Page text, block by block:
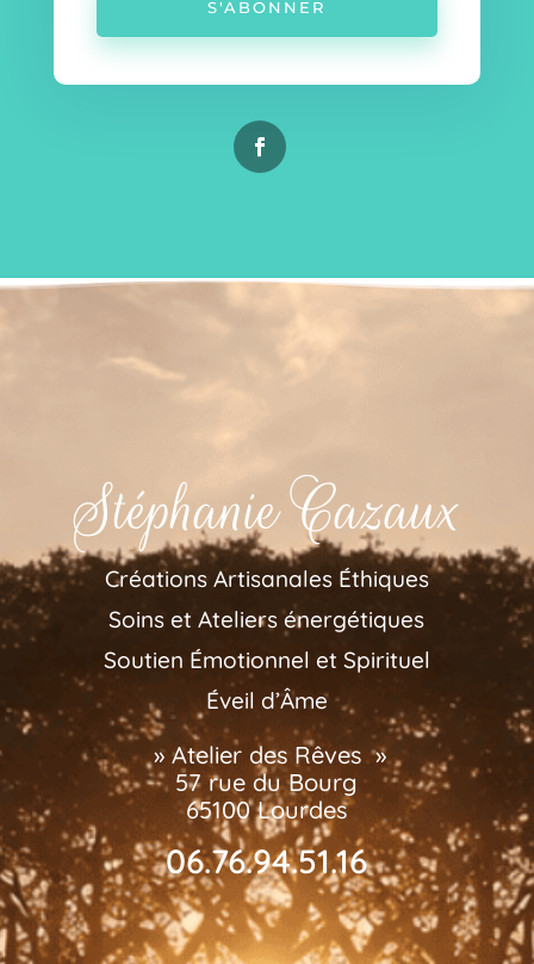
S'ABONNER
Stéphanie Cazaux
Créations Artisanales Éthiques
Soins et Ateliers énergétiques
Soutien Émotionnel et Spirituel
Éveil d’Âme
» Atelier des Rêves »
57 rue du Bourg
65100 Lourdes
06.76.94.51.16